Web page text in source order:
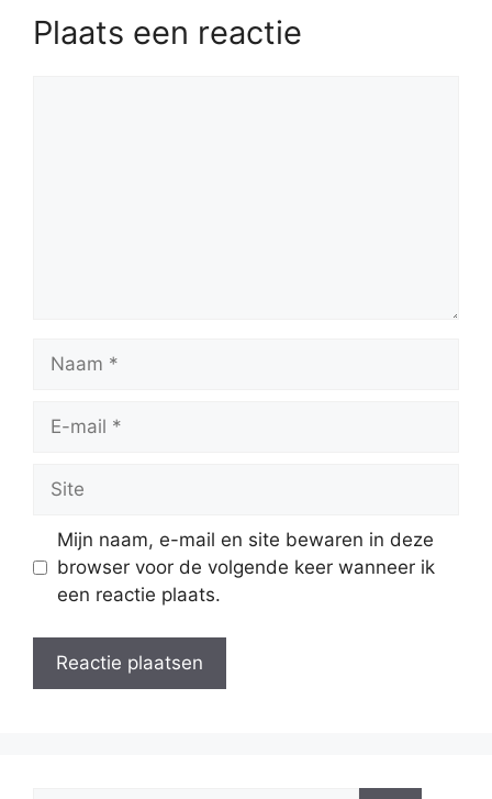
Plaats een reactie
Naam
Site
Mijn naam, e-mail en site bewaren in deze
browser voor de volgende keer wanneer ik
een reactie plaats.